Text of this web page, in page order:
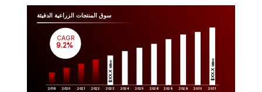
سوق المنتجات الزراعية الدفيئة
2019 2020 2021 2022 2023 2024 2025 2026 2028 2029 2030 2031
$XX.X
Million
$XX.X
Million
CAGR
9.2%